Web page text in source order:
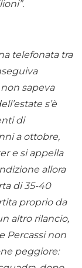
telefonata tra
sapeva
s’è
di
a ottobre,
e si appella
allora
di 35-40
proprio da
altro rilancio,
Percassi non
peggiore: